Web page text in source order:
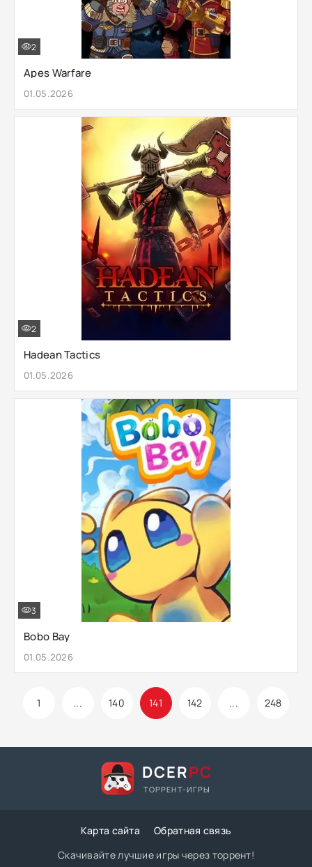
Apes Warfare
01.05.2026
2
Hadean Tactics
01.05.2026
2
Bobo Bay
01.05.2026
3
1 ... 140 141 142 ... 248
DCERPC
ТОРРЕНТ-ИГРЫ
Карта сайта
Обратная связь
Скачивайте лучшие игры через торрент!